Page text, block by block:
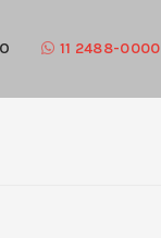
11 2488-0000